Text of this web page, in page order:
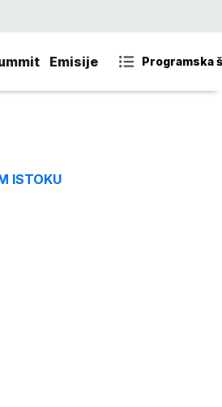
Emisije Programska
ISTOKU